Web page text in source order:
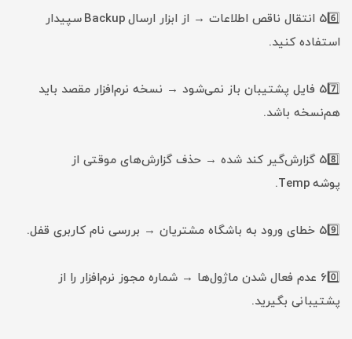
56️⃣ انتقال ناقص اطلاعات → از ابزار ارسال Backup سپیدار
استفاده کنید.
57️⃣ فایل پشتیبان باز نمی‌شود → نسخه نرم‌افزار مقصد باید
هم‌نسخه باشد.
58️⃣ گزارش‌گیر کند شده → حذف گزارش‌های موقتی از
پوشه Temp.
59️⃣ خطای ورود به باشگاه مشتریان → بررسی نام کاربری قفل.
60️⃣ عدم فعال شدن ماژول‌ها → شماره مجوز نرم‌افزار را از
پشتیبانی بگیرید.